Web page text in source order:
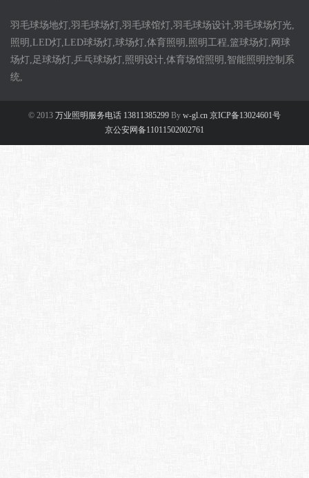
羽毛球场地灯,羽毛球场灯,羽毛球馆灯,羽毛球场设计,羽毛球场灯光,
照明,LED灯,LED球场灯,球场灯,体育照明,照明工程,篮球场灯,网球
场灯,足球场灯,乒乓球场灯,照明设计,体育场馆照明,智能照明控制系
统,
© 2013 万业照明服务电话 13811385299 By w-gl.cn 京ICP备13024601号
京公安网备11011502002761